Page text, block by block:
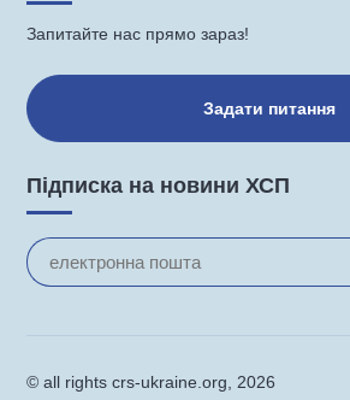
Запитайте нас прямо зараз!
Задати питання
Підписка на новини ХСП
© all rights crs-ukraine.org, 2026